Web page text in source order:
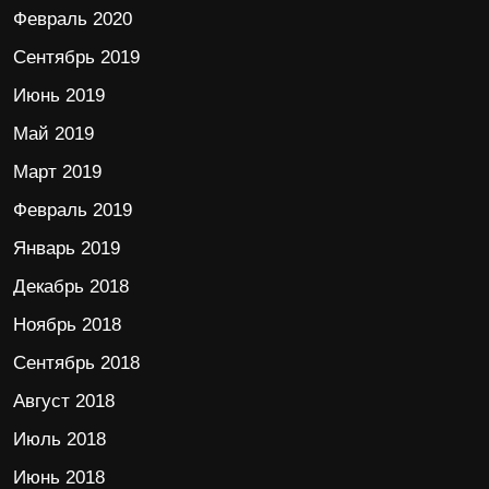
Февраль 2020
Сентябрь 2019
Июнь 2019
Май 2019
Март 2019
Февраль 2019
Январь 2019
Декабрь 2018
Ноябрь 2018
Сентябрь 2018
Август 2018
Июль 2018
Июнь 2018